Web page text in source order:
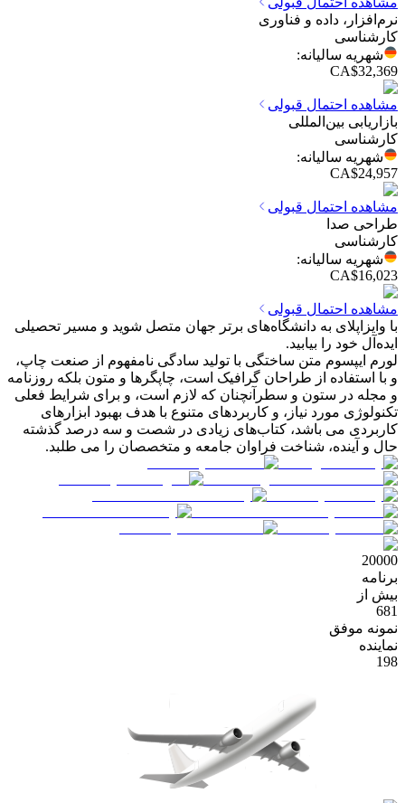
نرم‌افزار، داده و فناوری
کارشناسی
شهریه سالیانه:
CA$32,369
مشاهده احتمال قبولی
بازاریابی بین‌المللی
کارشناسی
شهریه سالیانه:
CA$24,957
مشاهده احتمال قبولی
طراحی صدا
کارشناسی
شهریه سالیانه:
CA$16,023
مشاهده احتمال قبولی
با وایزاپلای به دانشگاه‌های برتر جهان متصل شوید و مسیر تحصیلی
ایده‌آل خود را بیابید.
لورم ایپسوم متن ساختگی با تولید سادگی نامفهوم از صنعت چاپ،
و با استفاده از طراحان گرافیک است، چاپگرها و متون بلکه روزنامه
و مجله در ستون و سطرآنچنان که لازم است، و برای شرایط فعلی
تکنولوژی مورد نیاز، و کاربردهای متنوع با هدف بهبود ابزارهای
کاربردی می باشد، کتاب‌های زیادی در شصت و سه درصد گذشته
حال و آینده، شناخت فراوان جامعه و متخصصان را می طلبد.
20000
برنامه
بیش از
681
نمونه موفق
نماینده
198